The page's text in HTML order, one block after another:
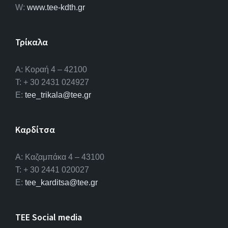
W: www.tee-kdth.gr
Τρίκαλα
Α: Κοραή 4 – 42100
T: + 30 2431 024927
E: tee_trikala@tee.gr
Καρδίτσα
Α: Καζαμπάκα 4 – 43100
T: + 30 2441 020027
E: tee_karditsa@tee.gr
TEE Social media